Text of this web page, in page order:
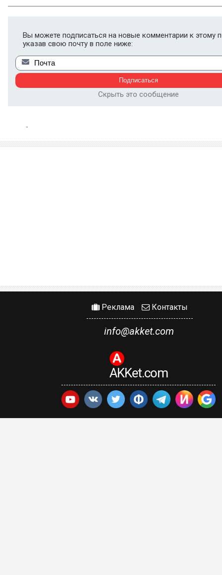
Вы можете подписаться на новые комментарии к этому
указав свою почту в поле ниже:
Скрыть это сообщение
Реклама Контакты
info@akket.com
AKKet.com